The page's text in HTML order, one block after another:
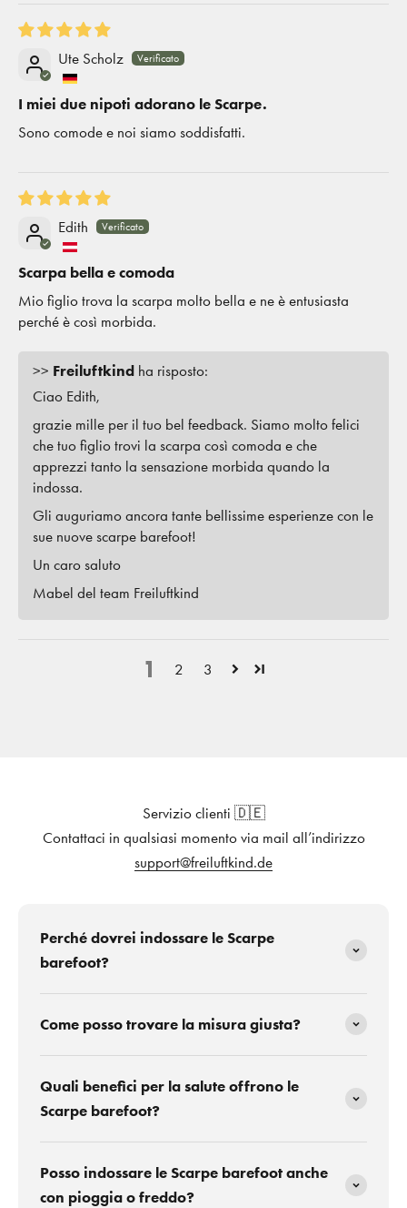
Ute Scholz
I miei due nipoti adorano le Scarpe.
Sono comode e noi siamo soddisfatti.
Edith
Scarpa bella e comoda
Mio figlio trova la scarpa molto bella e ne è entusiasta
perché è così morbida.
>> Freiluftkind ha risposto:
Ciao Edith,
grazie mille per il tuo bel feedback. Siamo molto felici
che tuo figlio trovi la scarpa così comoda e che
apprezzi tanto la sensazione morbida quando la
indossa.
Gli auguriamo ancora tante bellissime esperienze con le
sue nuove scarpe barefoot!
Un caro saluto
Mabel del team Freiluftkind
1 2 3
Servizio clienti 🇩🇪
Contattaci in qualsiasi momento via mail all’indirizzo
support@freiluftkind.de
Perché dovrei indossare le Scarpe
barefoot?
Come posso trovare la misura giusta?
Quali benefici per la salute offrono le
Scarpe barefoot?
Posso indossare le Scarpe barefoot anche
con pioggia o freddo?